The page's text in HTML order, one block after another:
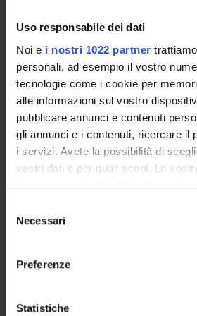
Uso responsabile dei dati
Noi e i nostri 1022 partner
personali, ad esempio il vostro
tecnologie come i cookie per
alle informazioni sul vostro
pubblicare annunci e contenuti
gli annunci e i contenuti, ricercare il
i servizi. Avete la possibilità di
vostri dati e per quali scopi. Le
privacy sono applicabili solo su
modificare o revocare il proprio
momento dalla Dichiarazione sui
raccogliere informazioni
delNecessari
Preferenze
Statistiche
Calendario didattico
Piani didattici
Calendario esami
Bacheca avvisi
Proposte tesi e stage
Organi collegiali e di governo
Docenti
CORSI DI STUDIO
DOTTORATI, MASTER E